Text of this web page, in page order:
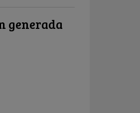
generada